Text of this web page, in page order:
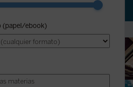
(papel/ebook)